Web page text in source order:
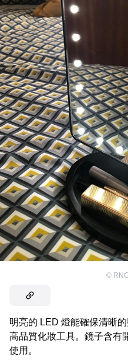
©
明亮的 LED 燈能確保清晰
高品質化妝工具。鏡子含有
使用。